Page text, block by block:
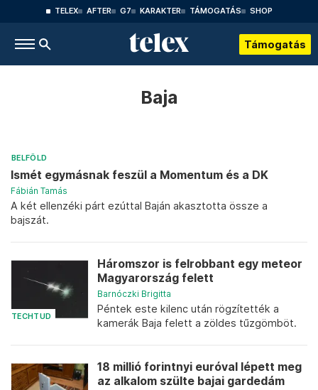
TELEX AFTER G7 KARAKTER TÁMOGATÁS SHOP
Támogatás
Baja
BELFÖLD
Ismét egymásnak feszül a Momentum és a DK
Fábián Tamás
A két ellenzéki párt ezúttal Baján akasztotta össze a
bajszát.
TECHTUD
Háromszor is felrobbant egy meteor
Magyarország felett
Barnóczki Brigitta
Péntek este kilenc után rögzítették a
kamerák Baja felett a zöldes tűzgömböt.
18 millió forintnyi euróval lépett meg
az alkalom szülte bajai gardedám